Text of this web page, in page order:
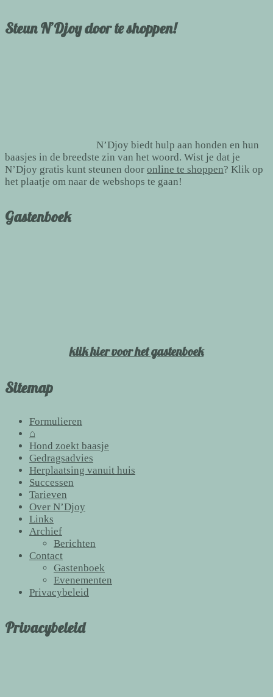
Steun N’Djoy door te shoppen!
N’Djoy biedt hulp aan honden en hun
baasjes in de breedste zin van het woord. Wist je dat je
N’Djoy gratis kunt steunen door online te shoppen? Klik op
het plaatje om naar de webshops te gaan!
Gastenboek
klik hier voor het gastenboek
Sitemap
Formulieren
⌂
Hond zoekt baasje
Gedragsadvies
Herplaatsing vanuit huis
Successen
Tarieven
Over N’Djoy
Links
Archief
Berichten
Contact
Gastenboek
Evenementen
Privacybeleid
Privacybeleid